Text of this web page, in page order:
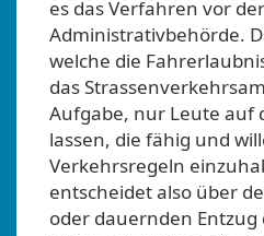
es das Verfahren vor der
Administrativbehörde.
welche die
das
Aufgabe, nur Leute auf
lassen, die fähig und
Verkehrsregeln
entscheidet also über
oder dauernden Entzug